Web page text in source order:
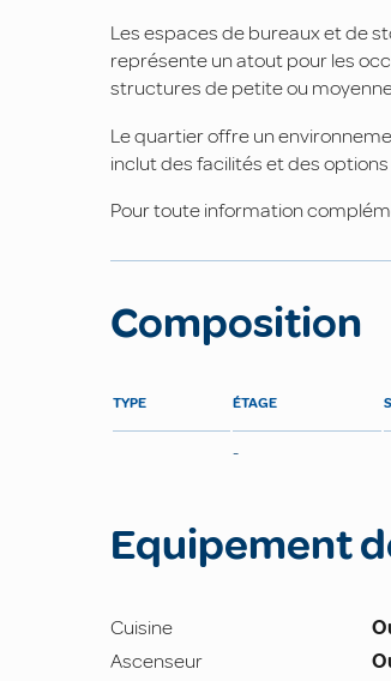
Les espaces de bureaux et de
représente un atout pour les
structures de petite ou
Le quartier offre un
inclut des facilités et des
Pour toute information
Composition
TYPE ÉTAGE
-
Equipement
Cuisine
Ascenseur